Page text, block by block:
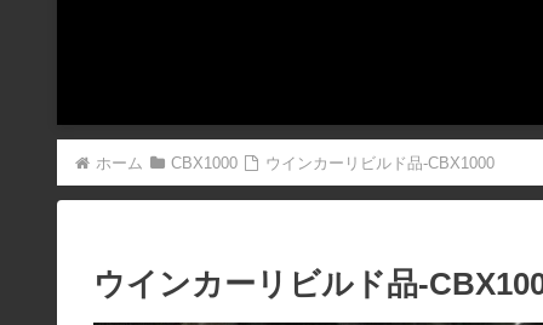
ホーム CBX1000 ウインカーリビルド品-CBX1000
ウインカーリビルド品-